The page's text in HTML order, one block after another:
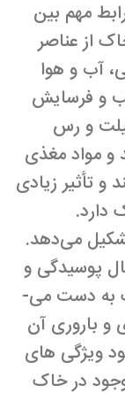
مهم بین
از عناصر
آب و هوا
و فرسایش
و رس
مواد مغذی
و تأثیر زیادی
دارد.
می‌دهد.
پوسیدگی و
یا میکروارگانیسم­ های موجود در خاک به ­دست ­می­
و باروری آن
ویژگی های
در خاک